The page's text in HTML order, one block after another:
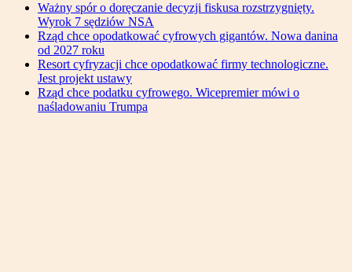
Ważny spór o doręczanie decyzji fiskusa rozstrzygnięty.
Wyrok 7 sędziów NSA
Rząd chce opodatkować cyfrowych gigantów. Nowa danina
od 2027 roku
Resort cyfryzacji chce opodatkować firmy technologiczne.
Jest projekt ustawy
Rząd chce podatku cyfrowego. Wicepremier mówi o
naśladowaniu Trumpa